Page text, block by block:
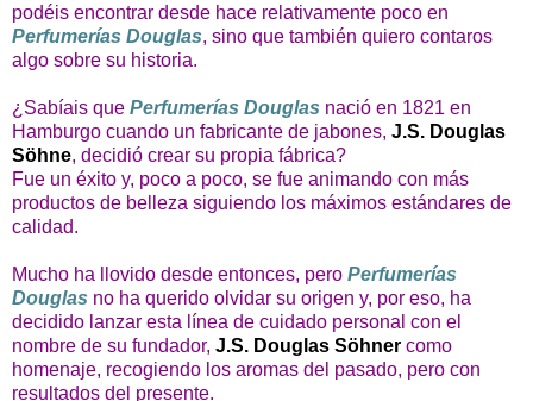
podéis encontrar desde hace relativamente poco en
Perfumerías Douglas, sino que también quiero contaros
algo sobre su historia.
¿Sabíais que Perfumerías Douglas nació en 1821 en
Hamburgo cuando un fabricante de jabones, J.S. Douglas
Söhne, decidió crear su propia fábrica?
Fue un éxito y, poco a poco, se fue animando con más
productos de belleza siguiendo los máximos estándares de
calidad.
Mucho ha llovido desde entonces, pero Perfumerías
Douglas no ha querido olvidar su origen y, por eso, ha
decidido lanzar esta línea de cuidado personal con el
nombre de su fundador, J.S. Douglas Söhner como
homenaje, recogiendo los aromas del pasado, pero con
resultados del presente.